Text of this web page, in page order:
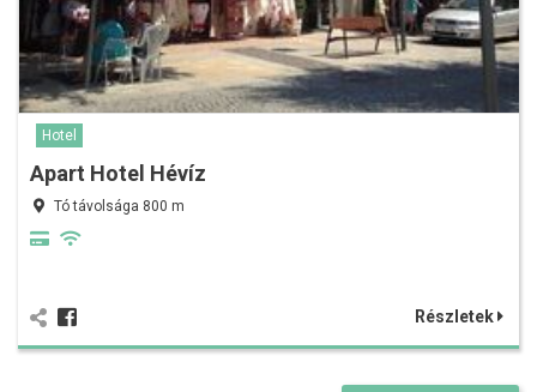
Hotel
Apart Hotel Hévíz
Tó távolsága 800 m
Részletek